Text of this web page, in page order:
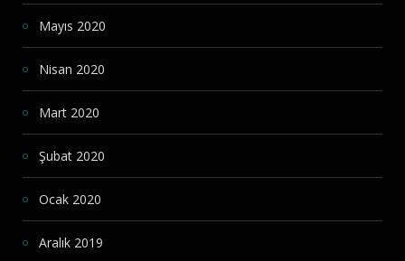
Mayıs 2020
Nisan 2020
Mart 2020
Şubat 2020
Ocak 2020
Aralık 2019